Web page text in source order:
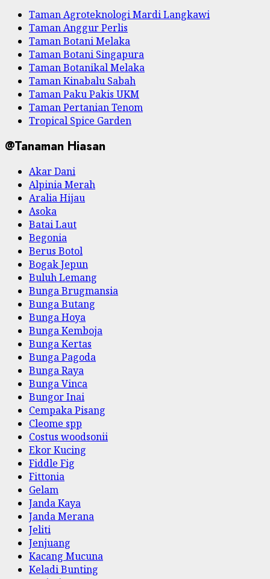
Taman Agroteknologi Mardi Langkawi
Taman Anggur Perlis
Taman Botani Melaka
Taman Botani Singapura
Taman Botanikal Melaka
Taman Kinabalu Sabah
Taman Paku Pakis UKM
Taman Pertanian Tenom
Tropical Spice Garden
@Tanaman Hiasan
Akar Dani
Alpinia Merah
Aralia Hijau
Asoka
Batai Laut
Begonia
Berus Botol
Bogak Jepun
Buluh Lemang
Bunga Brugmansia
Bunga Butang
Bunga Hoya
Bunga Kemboja
Bunga Kertas
Bunga Pagoda
Bunga Raya
Bunga Vinca
Bungor Inai
Cempaka Pisang
Cleome spp
Costus woodsonii
Ekor Kucing
Fiddle Fig
Fittonia
Gelam
Janda Kaya
Janda Merana
Jeliti
Jenjuang
Kacang Mucuna
Keladi Bunting